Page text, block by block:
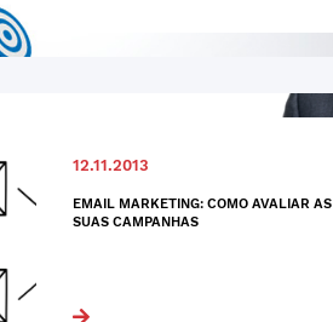
12.11.2013
EMAIL MARKETING: COMO AVALIAR AS
SUAS CAMPANHAS